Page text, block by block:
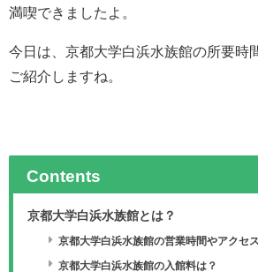
満喫できましたよ。
今日は、京都大学白浜水族館の所要時
ご紹介しますね。
Contents
京都大学白浜水族館とは？
京都大学白浜水族館の営業時間やアクセ
京都大学白浜水族館の入館料は？